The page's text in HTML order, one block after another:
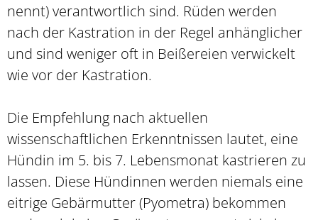
nennt) verantwortlich sind. Rüden werden
nach der Kastration in der Regel anhänglicher
und sind weniger oft in Beißereien verwickelt
wie vor der Kastration.
Die Empfehlung nach aktuellen
wissenschaftlichen Erkenntnissen lautet, eine
Hündin im 5. bis 7. Lebensmonat kastrieren zu
lassen. Diese Hündinnen werden niemals eine
eitrige Gebärmutter (Pyometra) bekommen